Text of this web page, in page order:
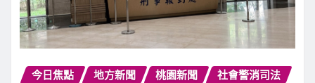
今日焦點 地方新聞 桃園新聞 社會警消司法